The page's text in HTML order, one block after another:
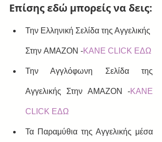
Επίσης εδώ μπορείς να δεις:
Την Ελληνική Σελίδα της Αγγελικής
Στην AMAZON -ΚΑΝΕ CLICK ΕΔΩ
Την Αγγλόφωνη Σελίδα της
Αγγελικής Στην AMAZON -ΚΑΝΕ
CLICK ΕΔΩ
Τα Παραμύθια της Αγγελικής μέσα